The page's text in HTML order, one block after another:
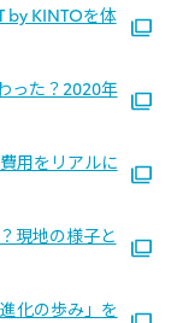
by KINTOを体
った？2020年
用をリアルに
現地の様子と
化の歩み」を